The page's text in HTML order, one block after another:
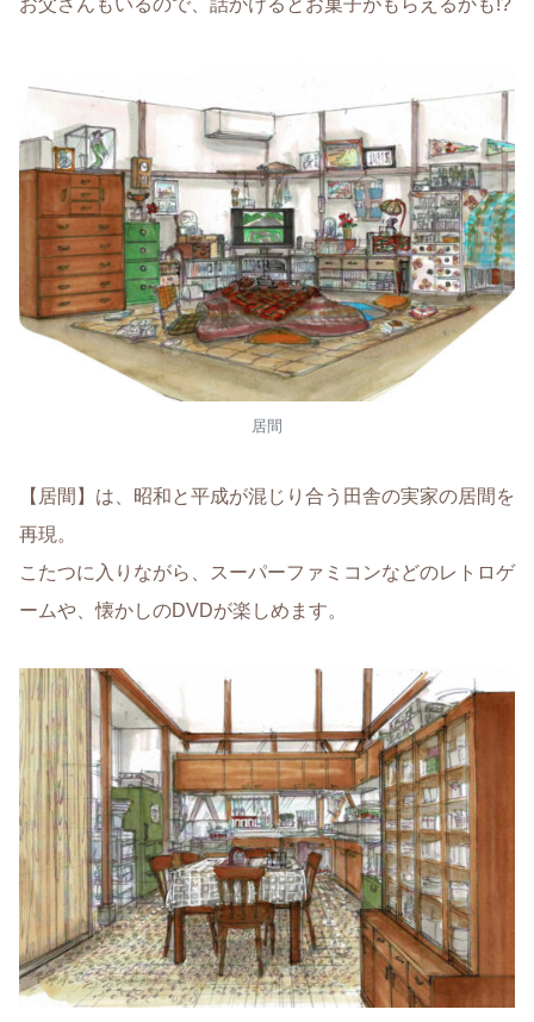
居間
【居間】は、昭和と平成が混じり合う田舎の実家の居間を
再現。
こたつに入りながら、スーパーファミコンなどのレトロゲ
ームや、懐かしのDVDが楽しめます。